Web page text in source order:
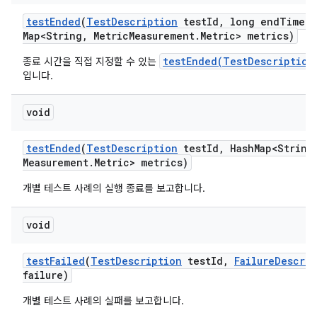
testEnded(TestDescription testId , long endTime
Map<String , MetricMeasurement. Metric> metrics)
종료 시간을 직접 지정할 수 있는
입니다.
void
testEnded(TestDescription testId , HashMap<String
Measurement. Metric> metrics)
개별 테스트 사례의 실행 종료를 보고합니다.
void
testFailed(TestDescription testId , Failure
failure)
개별 테스트 사례의 실패를 보고합니다.